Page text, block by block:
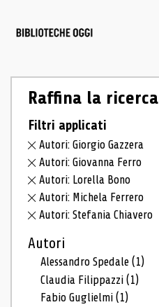
Raffina la ricerca
Filtri applicati
Autori: Giorgio Gazzera
Autori: Giovanna Ferro
Autori: Lorella Bono
Autori: Michela Ferrero
Autori: Stefania Chiavero
Autori
Alessandro Spedale(1)
Claudia Filippazzi(1)
Fabio Guglielmi(1)